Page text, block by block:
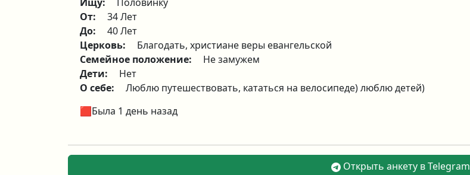
От:
34 Лет
До:
40 Лет
Церковь:
Благодать, христиане веры евангельской
Семейное положение:
Не замужем
Дети:
Нет
О себе:
Люблю путешествовать, кататься на велосипеде) люблю детей)
🟥Была 1 день назад
Открыть анкету в Telegram